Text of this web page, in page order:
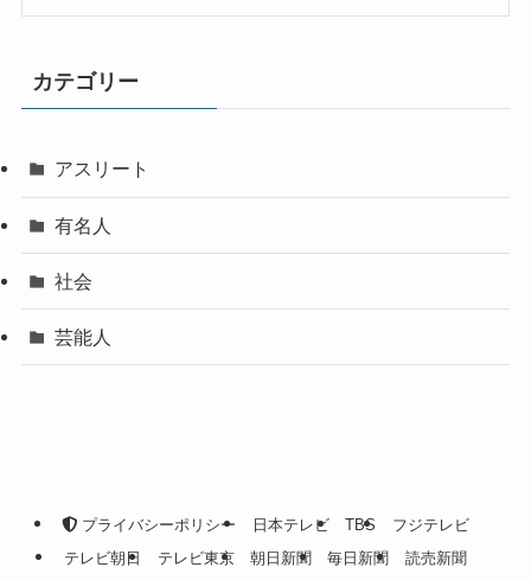
カテゴリー
アスリート
有名人
社会
芸能人
プライバシーポリシー 日本テレビ TBS
フジテレビ
テレビ朝日
テレビ東京 朝日新聞 毎日新聞 読売新聞